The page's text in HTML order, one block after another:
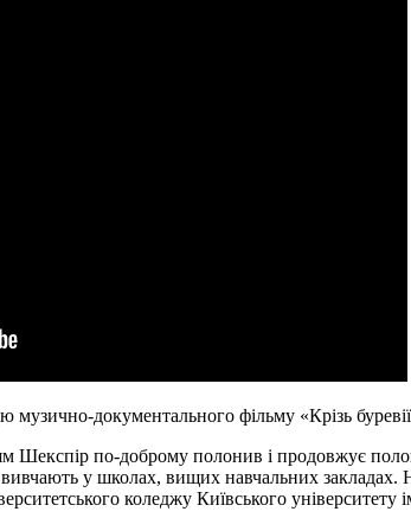
музично-документального фільму «Крізь
Шекспір по-доброму полонив і продовжує
у школах, вищих навчальних закладах.
коледжу Київського